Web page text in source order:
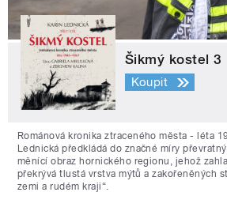
Šikmý kostel 3
Koupit
Románová kronika ztraceného města - léta
Lednická předkládá do značné míry
měnící obraz hornického regionu, jehož
překrývá tlustá vrstva mýtů a zakořeněných
zemi a rudém kraji“.